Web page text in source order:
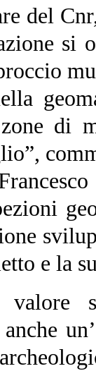
del
si
di
e la
valore